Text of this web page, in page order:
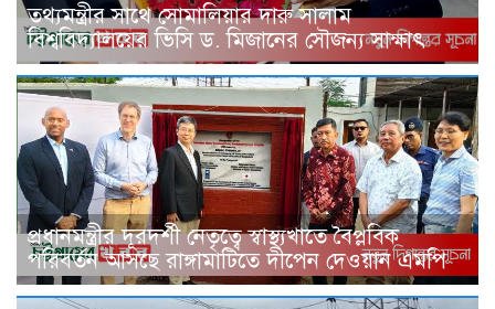
তথ্যমন্ত্রীর সাথে সোমালিয়ার দারু সালাম
বিশ্ববিদ্যালয়ের ভিসি ড. মিজানের সৌজন্য সাক্ষাৎ
প্রধানমন্ত্রীর দূরদর্শী নেতৃত্বে স্বাস্থ্যখাতে বৈপ্লবিক
পরিবর্তন আসছে রাঙ্গামাটিতে দীপেন দেওয়ান এমপি